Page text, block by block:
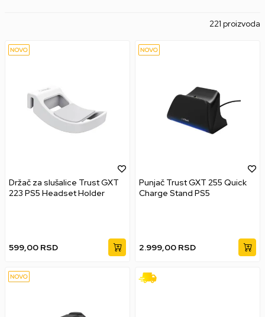
221 proizvoda
Držač za slušalice Trust GXT
223 PS5 Headset Holder
599,00 RSD
Punjač Trust GXT 255 Quick
Charge Stand PS5
2.999,00 RSD